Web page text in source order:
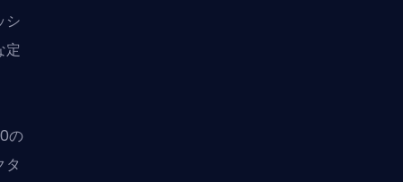
シ
定
の